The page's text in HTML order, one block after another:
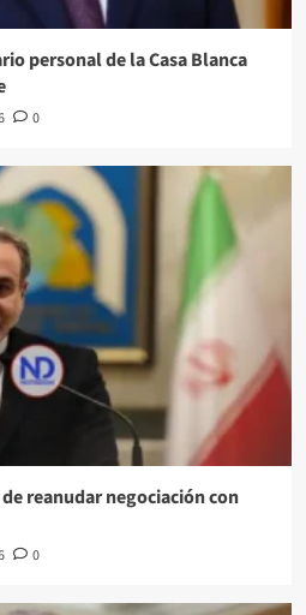
personal de la Casa Blanca
0
reanudar negociación con
0